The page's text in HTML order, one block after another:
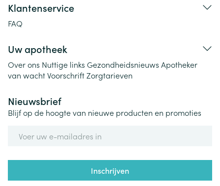
Klantenservice
FAQ
Uw apotheek
Over ons Nuttige links Gezondheidsnieuws Apotheker
van wachtVoorschriftZorgtarieven
Nieuwsbrief
Blijf op de hoogte van nieuwe producten en promoties
Inschrijven